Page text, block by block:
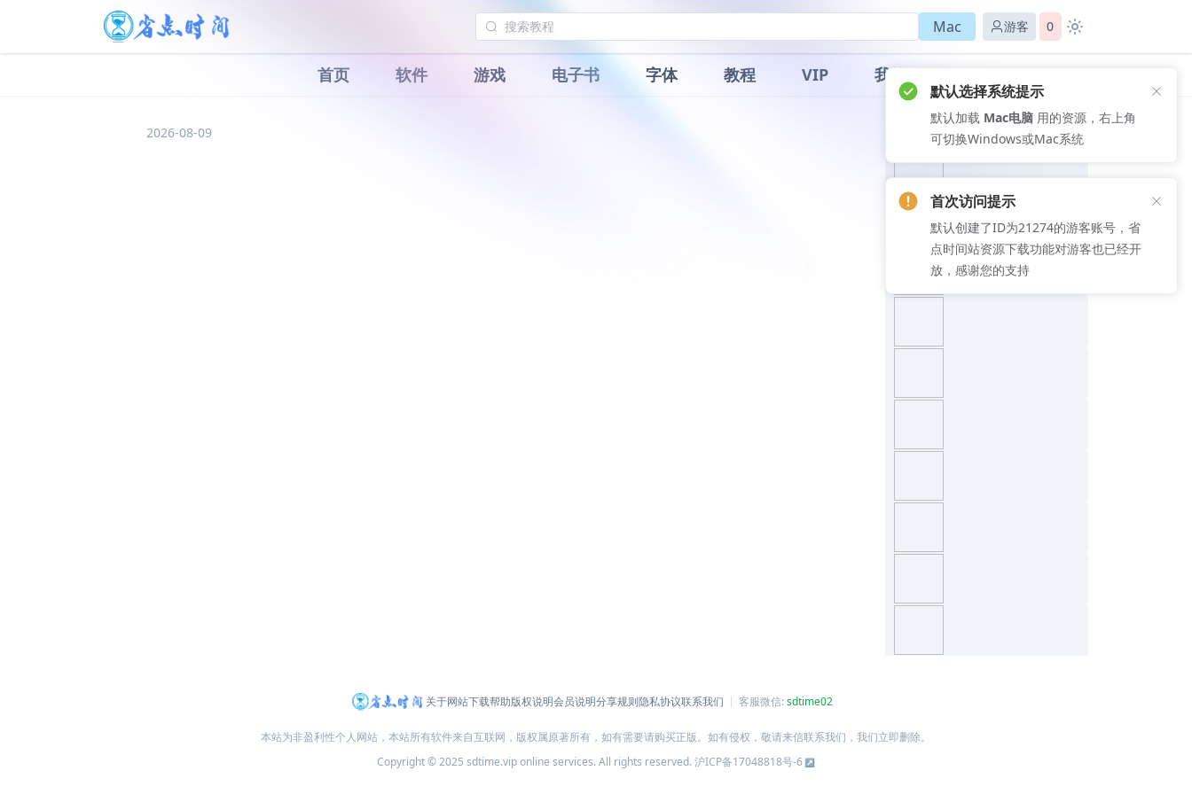
Mac 游客 0
首页 软件 游戏 电子书 字体 教程 VIP 我的
2026-08-09 推荐文章
关于网站下载帮助版权说明会员说明分享规则隐私协议联系我们 客服微信:sdtime02
本站为非盈利性个人网站，本站所有软件来自互联网，版权属原著所有，如有需要请购买正版。如有侵权，敬请来信联系我们，我们立即删除。
Copyright © 2025 sdtime.vip online services. All rights reserved.沪ICP备17048818号-6
默认选择系统提示
默认加载 Mac电脑 用的资源，右上角
可切换Windows或Mac系统
首次访问提示
默认创建了ID为21274的游客账号，省
点时间站资源下载功能对游客也已经开
放，感谢您的支持